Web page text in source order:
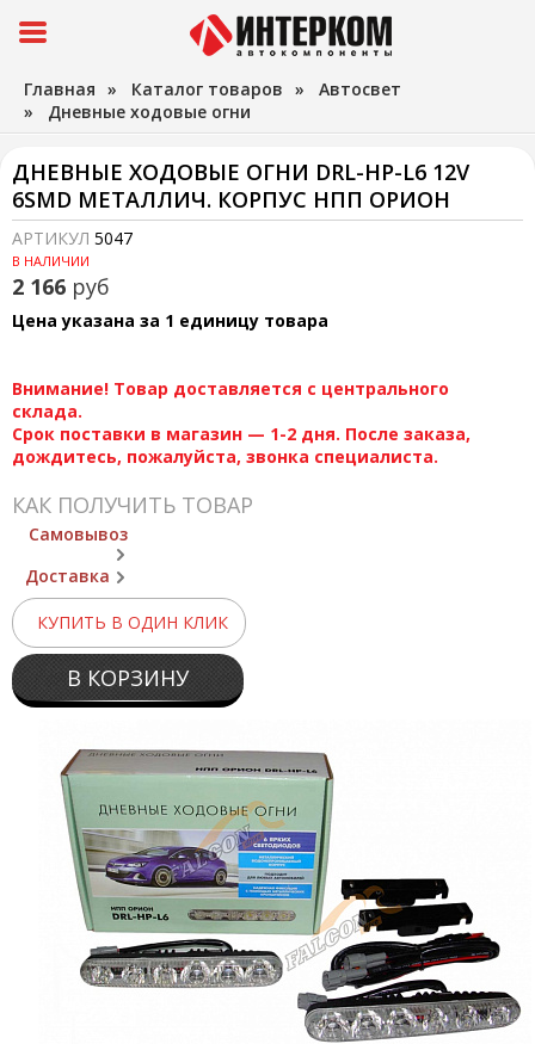
Главная » Каталог товаров » Автосвет
» Дневные ходовые огни
ДНЕВНЫЕ ХОДОВЫЕ ОГНИ DRL-HP-L6 12V
6SMD МЕТАЛЛИЧ. КОРПУС НПП ОРИОН
АРТИКУЛ 5047
В НАЛИЧИИ
2 166 руб
Цена указана за 1 единицу товара
Внимание! Товар доставляется с центрального
склада.
Срок поставки в магазин — 1-2 дня. После заказа,
дождитесь, пожалуйста, звонка специалиста.
КАК ПОЛУЧИТЬ ТОВАР
Самовывоз
Доставка
КУПИТЬ В ОДИН КЛИК
В КОРЗИНУ